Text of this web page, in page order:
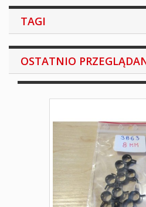
TAGI
OSTATNIO